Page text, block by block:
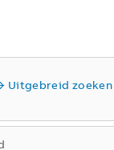
Uitgebreid zoeken